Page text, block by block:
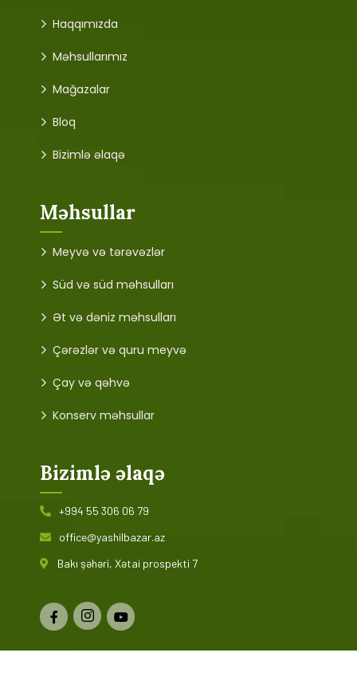
Haqqımızda
Məhsullarımız
Mağazalar
Bloq
Bizimlə əlaqə
Məhsullar
Meyvə və tərəvəzlər
Süd və süd məhsulları
Ət və dəniz məhsulları
Çərəzlər və quru meyvə
Çay və qəhvə
Konserv məhsullar
Bizimlə əlaqə
+994 55 306 06 79
office@yashilbazar.az
Bakı şəhəri, Xətai prospekti 7